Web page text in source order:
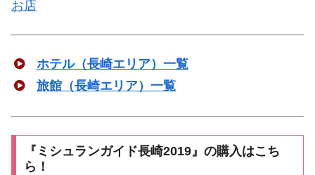
お店
ホテル（長崎エリア）一覧
旅館（長崎エリア）一覧
『ミシュランガイド長崎2019』の購入はこち
ら！